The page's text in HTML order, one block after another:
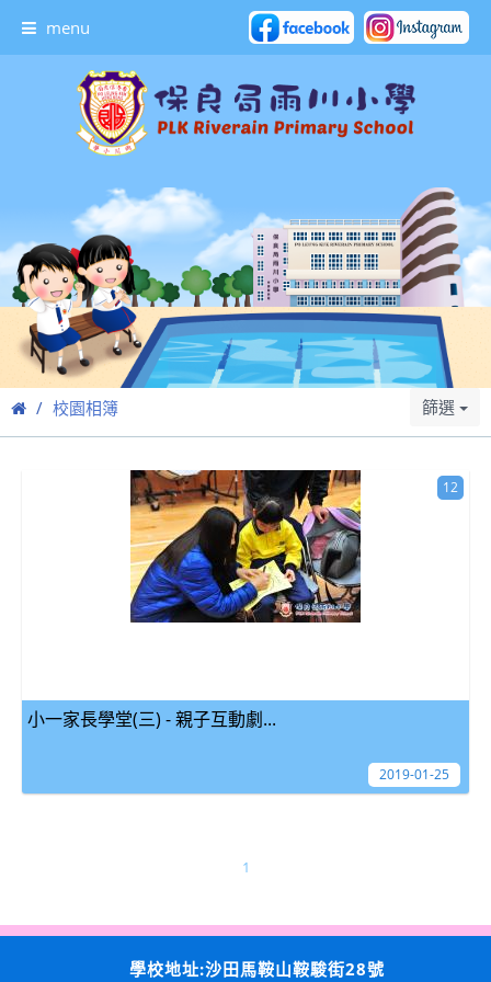
menu
校園相簿 篩選
小一家長學堂(三) - 親子互動劇...
12
2019-01-25
1
學校地址:沙田馬鞍山鞍駿街28號